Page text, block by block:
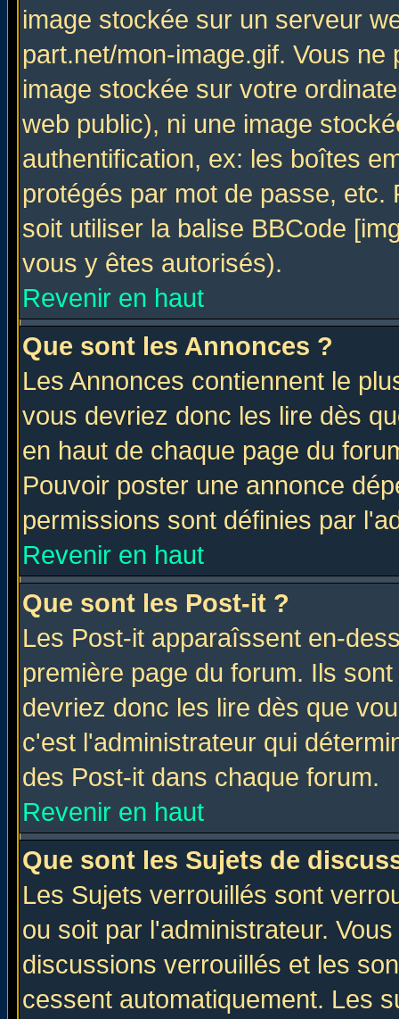
image stockée sur un serveur
part.net/mon-image.gif. Vous
image stockée sur votre
web public), ni une image
authentification, ex: les boîtes
protégés par mot de passe,
soit utiliser la balise BBCode
vous y êtes autorisés).
Revenir en haut
Que sont les Annonces ?
Les Annonces contiennent le
vous devriez donc les lire dès
en haut de chaque page du
Pouvoir poster une annonce
permissions sont définies par
Revenir en haut
Que sont les Post-it ?
Les Post-it apparaîssent en-
première page du forum. Ils
devriez donc les lire dès que
c'est l'administrateur qui
des Post-it dans chaque forum.
Revenir en haut
Que sont les Sujets de
Les Sujets verrouillés sont
ou soit par l'administrateur.
discussions verrouillés et les
cessent automatiquement. Les